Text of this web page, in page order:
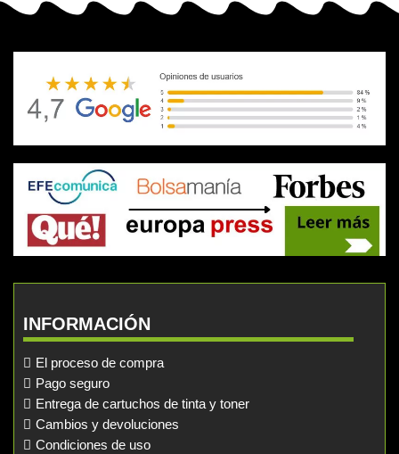
INFORMACIÓN
El proceso de compra
Pago seguro
Entrega de cartuchos de tinta y toner
Cambios y devoluciones
Condiciones de uso